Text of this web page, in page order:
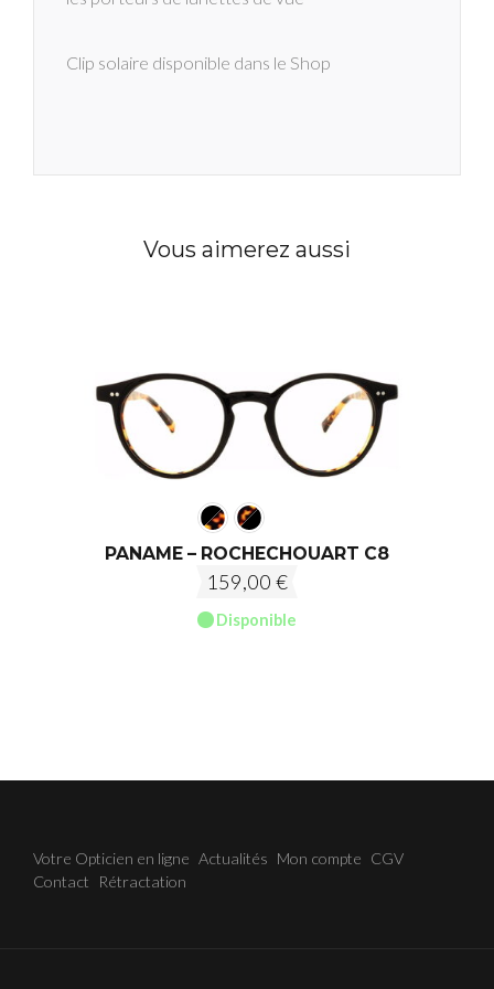
Clip solaire disponible dans le Shop
Vous aimerez aussi
PANAME – ROCHECHOUART C8
159,00 €
Disponible
Votre Opticien en ligne Actualités Mon compte CGV
Contact
Rétractation